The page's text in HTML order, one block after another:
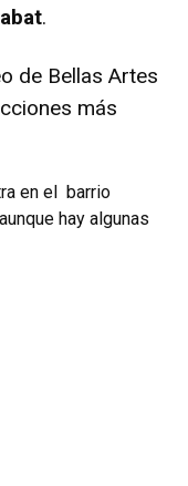
.
de Bellas Artes
más
en el barrio
hay algunas